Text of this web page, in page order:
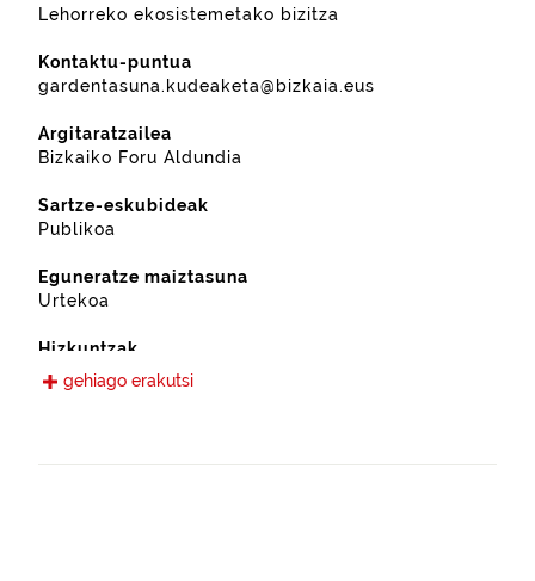
Lehorreko ekosistemetako bizitza
Kontaktu-puntua
gardentasuna.kudeaketa@bizkaia.eus
Argitaratzailea
Bizkaiko Foru Aldundia
Sartze-eskubideak
Publikoa
Eguneratze maiztasuna
Urtekoa
Hizkuntzak
Gaztelania
gehiago erakutsi